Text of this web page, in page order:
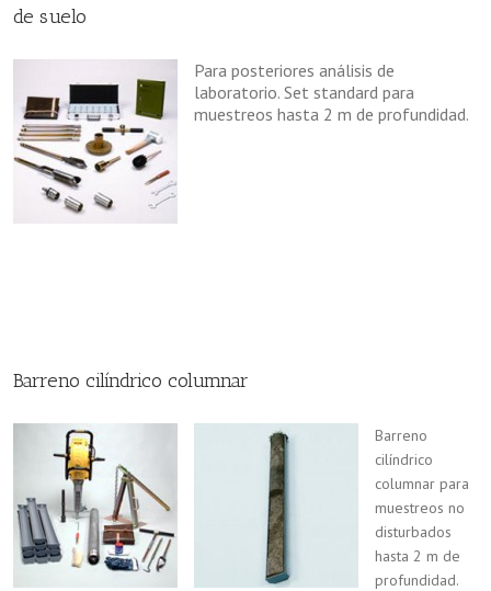
de suelo
Para posteriores análisis de
laboratorio. Set standard para
muestreos hasta 2 m de profundidad.
Barreno cilíndrico columnar
Barreno
cilíndrico
columnar para
muestreos no
disturbados
hasta 2 m de
profundidad.